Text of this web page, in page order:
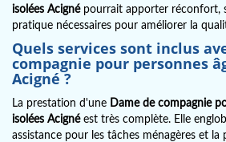
isolées Acignépourrait apporter réconfort,
pratique nécessaires pour améliorer la
Quels services sont inclus
compagnie pour personnes
Acigné?
La prestation d'une Dame de compagnie
isolées Acignéest très complète. Elle
assistance pour les tâches ménagères et la